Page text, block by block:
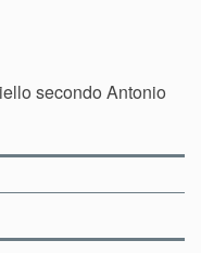
secondo Antonio